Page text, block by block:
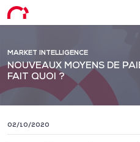
MARKET INTELLIGENCE
NOUVEAUX MOYENS DE
FAIT QUOI ?
02/10/2020